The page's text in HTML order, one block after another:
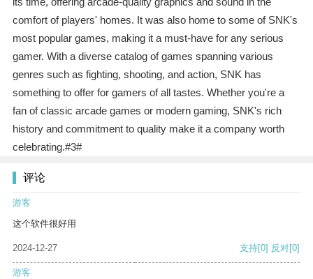
comfort of players' homes. It was also home to some of SNK's
most popular games, making it a must-have for any serious
gamer. With a diverse catalog of games spanning various
genres such as fighting, shooting, and action, SNK has
something to offer for gamers of all tastes. Whether you're a
fan of classic arcade games or modern gaming, SNK's rich
history and commitment to quality make it a company worth
celebrating.#3#
评论
游客
这个软件很好用
2024-12-27 支持[0] 反对[0]
游客